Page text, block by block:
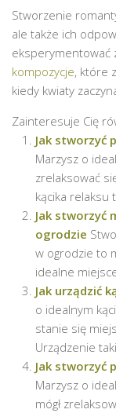
Stworzenie
ale także ich
eksperymentować
kompozycje, które
kiedy kwiaty
Zainteresuje Cię
Jak stworzyć
Marzysz o
zrelaksować
kącika relaksu
Jak stworzyć
ogrodzie
w ogrodzie to
idealne
Jak urządzić
o idealnym
stanie się
Urządzenie
Jak stworzyć
Marzysz o
mógł